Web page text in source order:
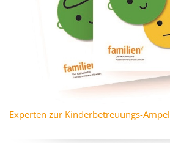
Experten zur Kinderbetreuungs-Ampel